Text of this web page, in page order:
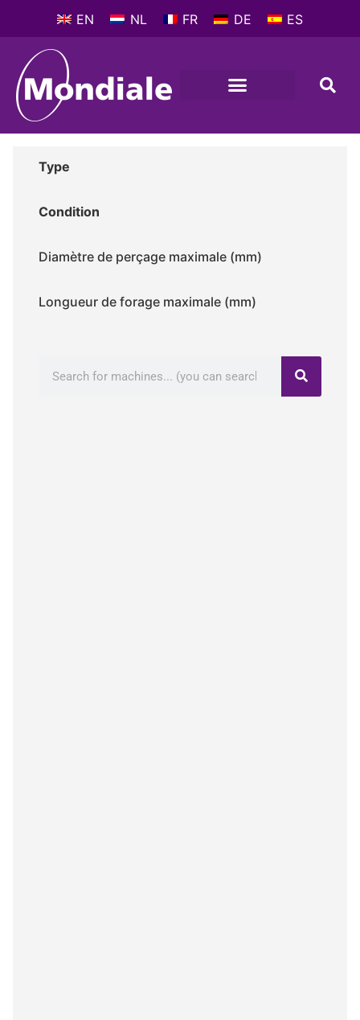
EN NL FR DE ES
Type
Condition
Diamètre de perçage maximale (mm)
Longueur de forage maximale (mm)